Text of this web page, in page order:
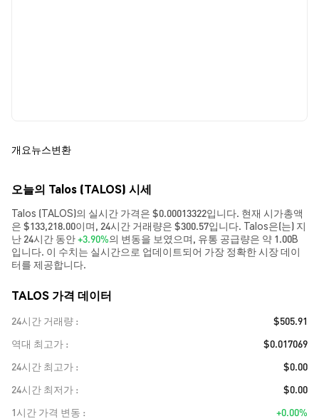
개요뉴스변환
오늘의 Talos (TALOS) 시세
Talos (TALOS)의 실시간 가격은 $0.00013322입니다. 현재 시가총액
은 $133,218.00이며, 24시간 거래량은 $300.57입니다. Talos은(는) 지
난 24시간 동안+3.90%의 변동을 보였으며, 유통 공급량은 약 1.00B
입니다. 이 수치는 실시간으로 업데이트되어 가장 정확한 시장 데이
터를 제공합니다.
TALOS 가격 데이터
24시간 거래량
$505.91
역대 최고가
$0.017069
24시간 최고가
$0.00
24시간 최저가
$0.00
1시간 가격 변동
+0.00%